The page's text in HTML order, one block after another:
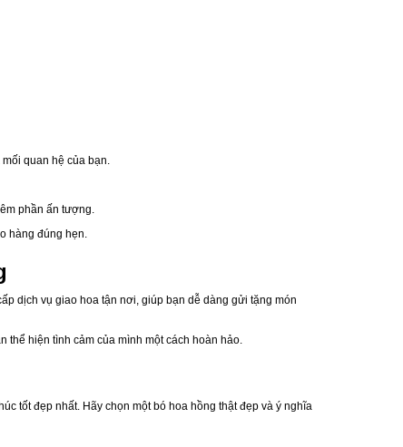
quan hệ của bạn.
phần ấn tượng.
hàng đúng hẹn.
dịch vụ giao hoa tận nơi, giúp bạn dễ dàng gửi tặng món
thể hiện tình cảm của mình một cách hoàn hảo.
tốt đẹp nhất. Hãy chọn một bó hoa hồng thật đẹp và ý nghĩa